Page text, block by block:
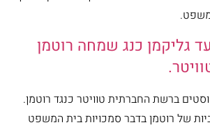
גליקמן כנג שמחה רוטמן
ברשת החברתית טוויטר כנגד רוטמן.
של רוטמן בדבר סמכויות בית המשפט